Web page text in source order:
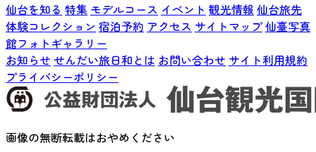
仙台を知る 特集 モデルコース イベント 観光情報 仙台旅先
体験コレクション 宿泊予約 アクセス サイトマップ仙臺写真
館フォトギャラリー
お知らせ せんだい旅日和とは お問い合わせ サイト利用規約
プライバシーポリシー
画像の無断転載はおやめください